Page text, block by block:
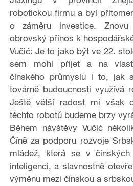
y
V
i
d
e
o
robotickou firmu a byl
o záměru investice.
obrovský přínos k
Vučić: Je to jako být ve 22.
sem mohl přijet a na
čínského průmyslu i to, jak
továrně budoucnosti využívá
Ještě větší radost mi však
těchto robotů budeme brzy
Během návštěvy Vučić
Číně za podporu rozvoje
mládež, která se v
inteligenci, a slavnostně
výměnu mezi čínskou a